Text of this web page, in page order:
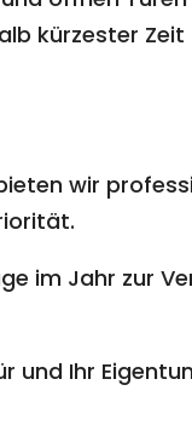
kürzester Zeit
wir
im Jahr zur
und Ihr